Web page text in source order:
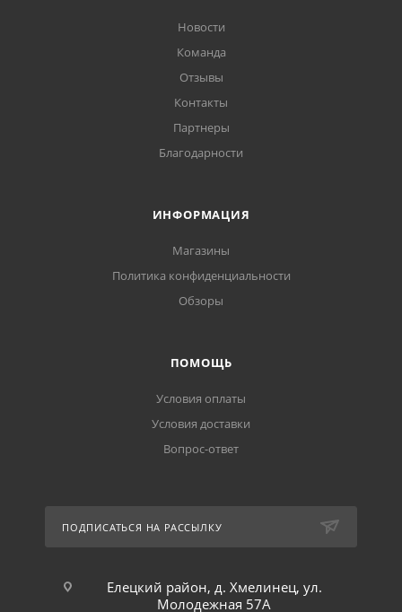
Новости
Команда
Отзывы
Контакты
Партнеры
Благодарности
ИНФОРМАЦИЯ
Магазины
Политика конфиденциальности
Обзоры
ПОМОЩЬ
Условия оплаты
Условия доставки
Вопрос-ответ
ПОДПИСАТЬСЯ НА РАССЫЛКУ
Елецкий район, д. Хмелинец, ул.
Молодежная 57А